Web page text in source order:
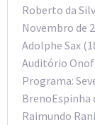
Roberto da
Novembro de
Adolphe Sax
Auditório
Programa:
BrenoEspinha
Raimundo